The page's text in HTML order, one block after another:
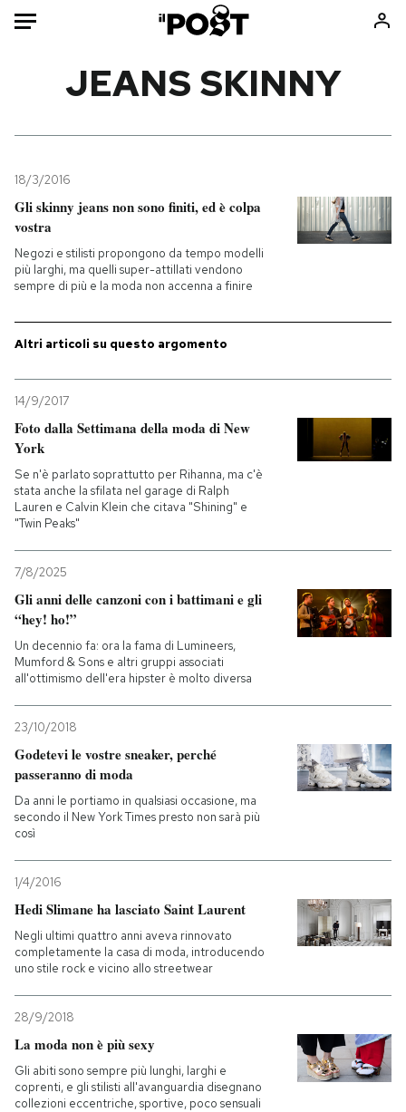
Mondo
Politica
Internet
Scienza
Economia
Consumismi
Ok Boomer!
Media
PODCAST
NEWSLETTER
SHOP
CALENDARIO
AREA PERSONALE
Entra
JEANS SKINNY
18/3/2016
Gli skinny jeans non sono finiti, ed è colpa
vostra
Negozi e stilisti propongono da tempo modelli
più larghi, ma quelli super-attillati vendono
sempre di più e la moda non accenna a finire
Altri articoli su questo argomento
14/9/2017
Foto dalla Settimana della moda di New
York
Se n'è parlato soprattutto per Rihanna, ma c'è
stata anche la sfilata nel garage di Ralph
Lauren e Calvin Klein che citava "Shining" e
"Twin Peaks"
7/8/2025
Gli anni delle canzoni con i battimani e gli
“hey! ho!”
Un decennio fa: ora la fama di Lumineers,
Mumford & Sons e altri gruppi associati
all'ottimismo dell'era hipster è molto diversa
23/10/2018
Godetevi le vostre sneaker, perché
passeranno di moda
Da anni le portiamo in qualsiasi occasione, ma
secondo il New York Times presto non sarà più
così
1/4/2016
Hedi Slimane ha lasciato Saint Laurent
Negli ultimi quattro anni aveva rinnovato
completamente la casa di moda, introducendo
uno stile rock e vicino allo streetwear
28/9/2018
La moda non è più sexy
Gli abiti sono sempre più lunghi, larghi e
coprenti, e gli stilisti all'avanguardia disegnano
collezioni eccentriche, sportive, poco sensuali